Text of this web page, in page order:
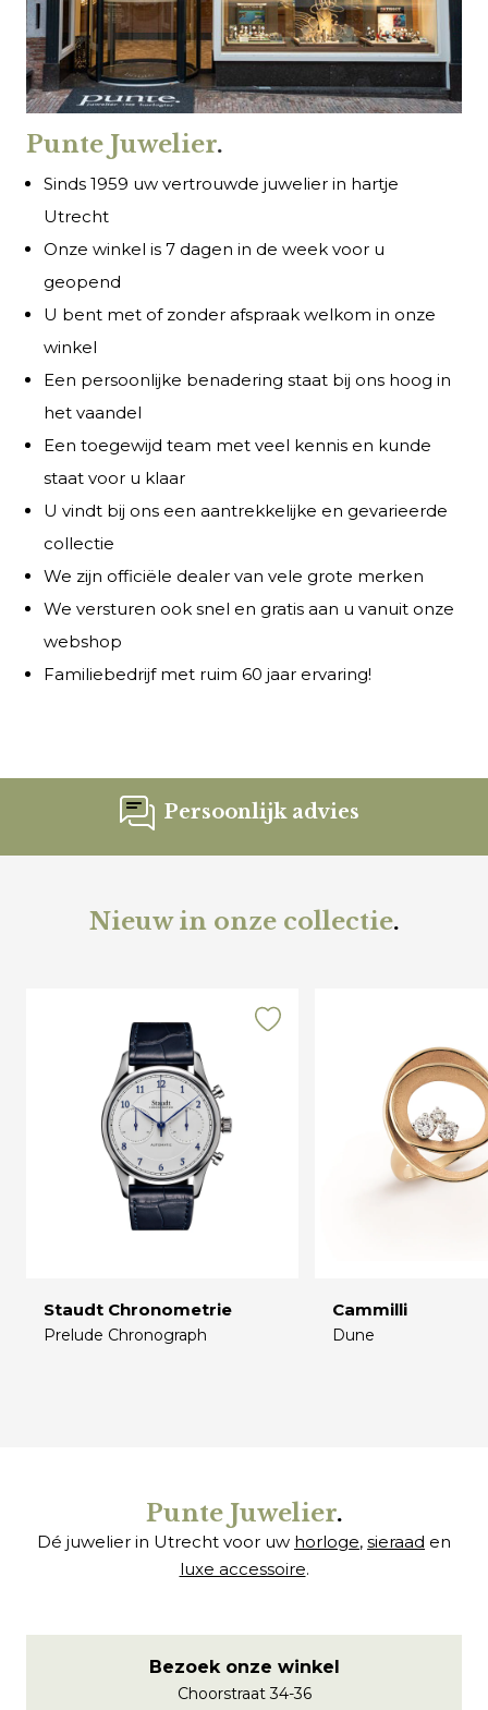
Punte Juwelier.
Sinds 1959 uw vertrouwde juwelier in hartje
Utrecht
Onze winkel is 7 dagen in de week voor u
geopend
U bent met of zonder afspraak welkom in onze
winkel
Een persoonlijke benadering staat bij ons hoog in
het vaandel
Een toegewijd team met veel kennis en kunde
staat voor u klaar
U vindt bij ons een aantrekkelijke en gevarieerde
collectie
We zijn officiële dealer van vele grote merken
We versturen ook snel en gratis aan u vanuit onze
webshop
Familiebedrijf met ruim 60 jaar ervaring!
Persoonlijk advies
Nieuw in onze collectie.
Staudt Chronometrie
Prelude Chronograph
Cammilli
Dune
Punte Juwelier.
Dé juwelier in Utrecht voor uw horloge, sieraad en
luxe accessoire.
Bezoek onze winkel
Choorstraat 34-36